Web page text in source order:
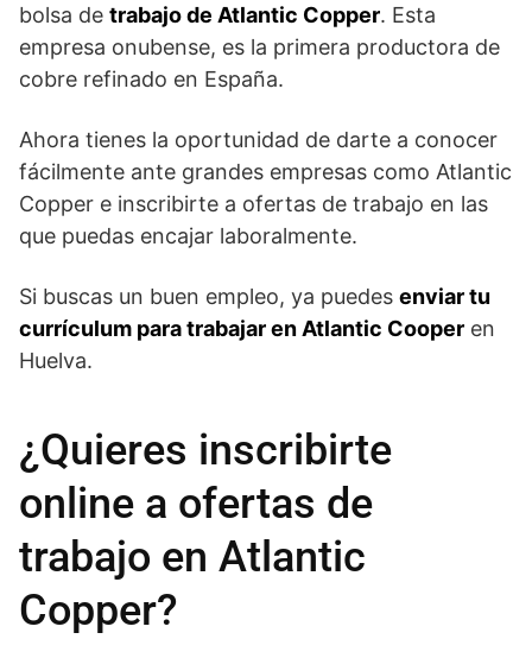
bolsa de trabajo de Atlantic Copper. Esta
empresa onubense, es la primera productora de
cobre refinado en España.
Ahora tienes la oportunidad de darte a conocer
fácilmente ante grandes empresas como Atlantic
Copper e inscribirte a ofertas de trabajo en las
que puedas encajar laboralmente.
Si buscas un buen empleo, ya puedes enviar tu
currículum para trabajar en Atlantic Cooper en
Huelva.
¿Quieres inscribirte
online a ofertas de
trabajo en Atlantic
Copper?